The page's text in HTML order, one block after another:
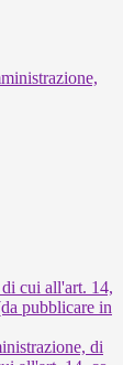
cui all'art. 14,
pubblicare in
di